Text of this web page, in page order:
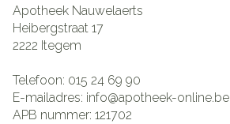
Apotheek Nauwelaerts
Heibergstraat 17
2222 Itegem
Telefoon: 015 24 69 90
E-mailadres: info@apotheek-online.be
APB nummer: 121702